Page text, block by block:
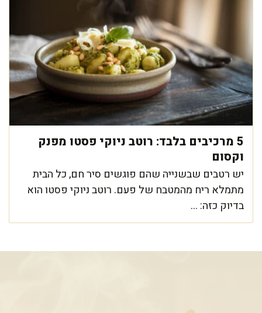
5 מרכיבים בלבד: רוטב ניוקי פסטו מפנק
וקסום
יש רטבים שבשנייה שהם פוגשים סיר חם, כל הבית
מתמלא ריח מהמטבח של פעם. רוטב ניוקי פסטו הוא
בדיוק כזה: ...